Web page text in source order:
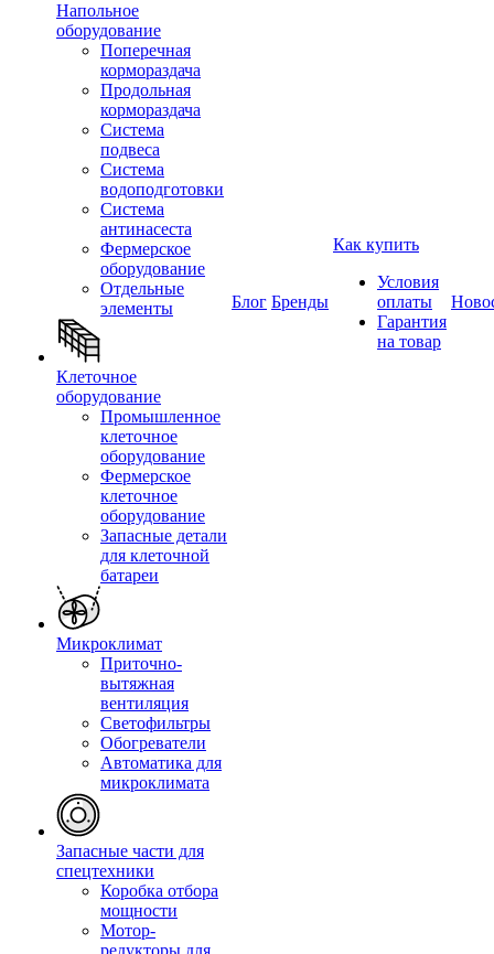
Напольное
оборудование
Поперечная
кормораздача
Продольная
кормораздача
Система
подвеса
Система
водоподготовки
Система
антинасеста
Фермерское
оборудование
Отдельные
элементы
Клеточное
оборудование
Промышленное
клеточное
оборудование
Фермерское
клеточное
оборудование
Запасные детали
для клеточной
батареи
Микроклимат
Приточно-
вытяжная
вентиляция
Светофильтры
Обогреватели
Автоматика для
микроклимата
Запасные части для
спецтехники
Коробка отбора
мощности
Мотор-
редукторы для
Блог Бренды
Как купить
Условия
оплаты
Гарантия
на товар